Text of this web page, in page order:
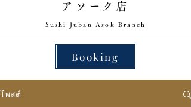
アソーク店
​Sushi Juban Asok Branch
Booking
โพสต์